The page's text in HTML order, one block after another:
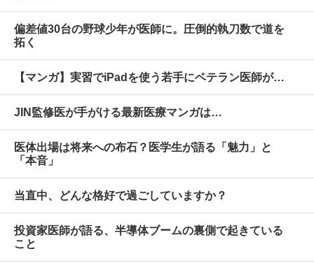
偏差値30台の野球少年が医師に。圧倒的執刀数で道を
拓く
【マンガ】実習でiPadを使う若手にベテラン医師が…
JIN監修医が手がける最新医療マンガは…
医体出場は将来への布石？医学生が語る「魅力」と
「本音」
当直中、どんな格好で過ごしていますか？
投資家医師が語る、半導体ブームの裏側で起きている
こと